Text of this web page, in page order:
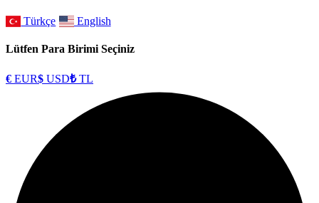
Türkçe English
Lütfen Para Birimi Seçiniz
€ EUR$ USD₺TL